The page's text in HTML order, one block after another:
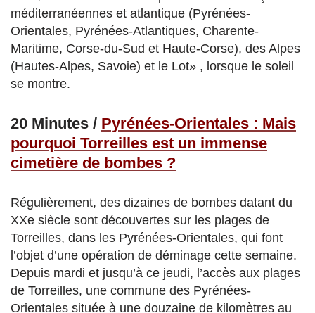
méditerranéennes et atlantique (Pyrénées-
Orientales, Pyrénées-Atlantiques, Charente-
Maritime, Corse-du-Sud et Haute-Corse), des Alpes
(Hautes-Alpes, Savoie) et le Lot» , lorsque le soleil
se montre.
20 Minutes / Pyrénées-Orientales : Mais
pourquoi Torreilles est un immense
cimetière de bombes ?
Régulièrement, des dizaines de bombes datant du
XXe siècle sont découvertes sur les plages de
Torreilles, dans les Pyrénées-Orientales, qui font
l’objet d’une opération de déminage cette semaine.
Depuis mardi et jusqu’à ce jeudi, l’accès aux plages
de Torreilles, une commune des Pyrénées-
Orientales située à une douzaine de kilomètres au